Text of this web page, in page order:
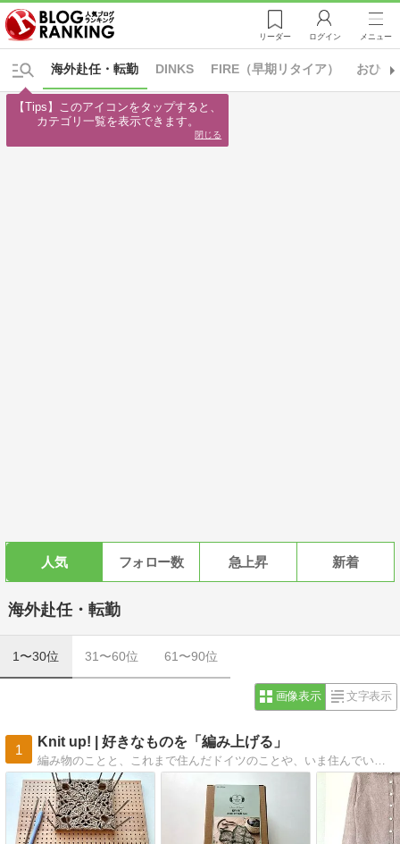
リーダー ログイン メニュー
DINKS FIRE（早期リタイア） おひと
海外赴任・転勤
人気 フォロー数 急上昇 新着
海外赴任・転勤
1〜30位 31〜60位 61〜90位
画像表示 文字表示
1
Knit up! | 好きなものを「編み上げる」
【Tips】このアイコンをタップすると、
カテゴリ一覧を表示できます。
閉じる